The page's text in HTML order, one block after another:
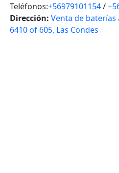
Teléfonos:+56979101154/
Dirección: Venta de
6410 of 605, Las Condes